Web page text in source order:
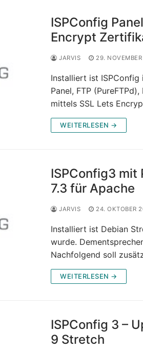
ISPConfig
Encrypt
JARVIS 29.
Installiert ist
Panel, FTP
mittels SSL Lets
WEITERLESEN →
ISPConfig3 mit
7.3 für Apache
JARVIS 24. OKTOBER
Installiert ist Debian
wurde.
Nachfolgend soll
WEITERLESEN →
ISPConfig 3 –
9 Stretch